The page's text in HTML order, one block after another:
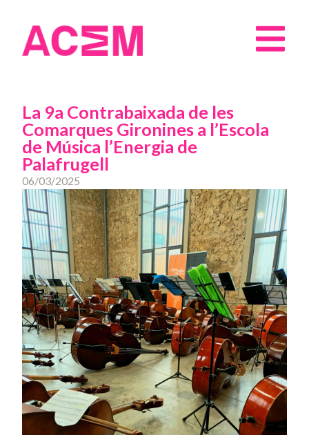
La 9a Contrabaixada de les
Comarques Gironines a l’Escola
de Música l’Energia de
Palafrugell
06/03/2025